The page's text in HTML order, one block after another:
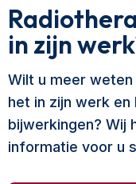
in zijn
Wilt u meer
het in zijn werk en
bijwerkingen? Wij
informatie voor u